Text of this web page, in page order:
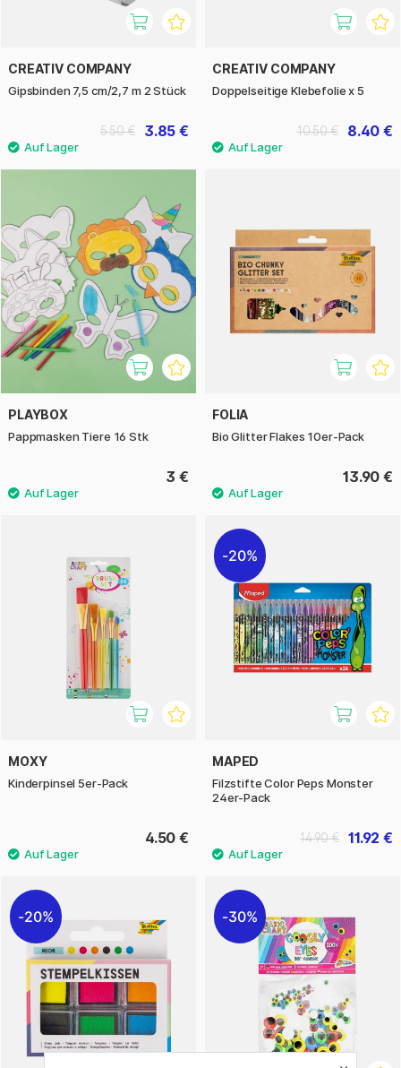
CREATIV COMPANY
Gipsbinden 7,5 cm/2,7 m 2 Stück
3.85 €
5.50 €
CREATIV COMPANY
Doppelseitige Klebefolie x 5
8.40 €
10.50 €
PLAYBOX
Pappmasken Tiere 16 Stk
3 €
FOLIA
Bio Glitter Flakes 10er-Pack
13.90 €
MOXY
Kinderpinsel 5er-Pack
4.50 €
20%
MAPED
Filzstifte Color Peps Monster
24er-Pack
11.92 €
14.90 €
20% 30%